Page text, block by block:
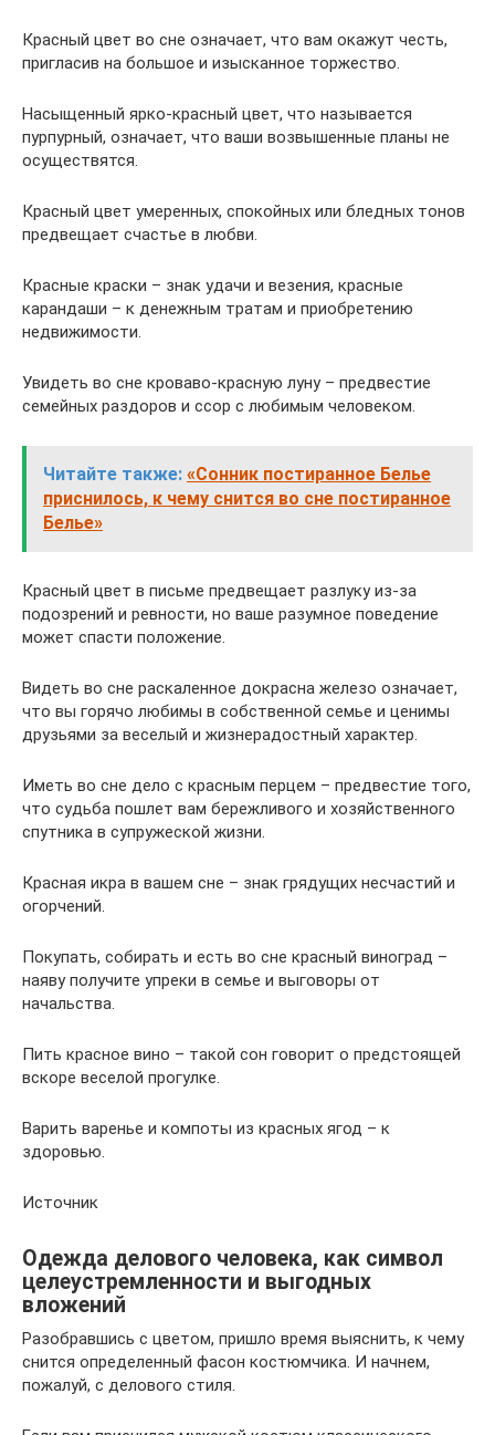
Красный цвет во сне означает, что вам окажут честь,
пригласив на большое и изысканное торжество.
Насыщенный ярко-красный цвет, что называется
пурпурный, означает, что ваши возвышенные планы не
осуществятся.
Красный цвет умеренных, спокойных или бледных тонов
предвещает счастье в любви.
Красные краски – знак удачи и везения, красные
карандаши – к денежным тратам и приобретению
недвижимости.
Увидеть во сне кроваво-красную луну – предвестие
семейных раздоров и ссор с любимым человеком.
Читайте также: «Сонник постиранное Белье
приснилось, к чему снится во сне постиранное
Белье»
Красный цвет в письме предвещает разлуку из-за
подозрений и ревности, но ваше разумное поведение
может спасти положение.
Видеть во сне раскаленное докрасна железо означает,
что вы горячо любимы в собственной семье и ценимы
друзьями за веселый и жизнерадостный характер.
Иметь во сне дело с красным перцем – предвестие того,
что судьба пошлет вам бережливого и хозяйственного
спутника в супружеской жизни.
Красная икра в вашем сне – знак грядущих несчастий и
огорчений.
Покупать, собирать и есть во сне красный виноград –
наяву получите упреки в семье и выговоры от
начальства.
Пить красное вино – такой сон говорит о предстоящей
вскоре веселой прогулке.
Варить варенье и компоты из красных ягод – к
здоровью.
Источник
Одежда делового человека, как символ
целеустремленности и выгодных
вложений
Разобравшись с цветом, пришло время выяснить, к чему
снится определенный фасон костюмчика. И начнем,
пожалуй, с делового стиля.